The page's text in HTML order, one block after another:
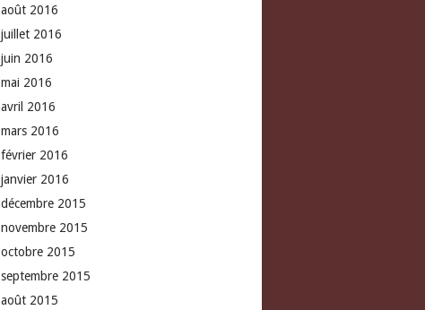
août 2016
juillet 2016
juin 2016
mai 2016
avril 2016
mars 2016
février 2016
janvier 2016
décembre 2015
novembre 2015
octobre 2015
septembre 2015
août 2015